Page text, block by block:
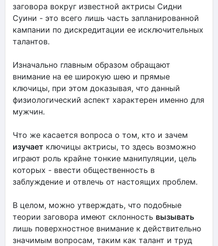
заговора вокруг известной актрисы Сидни
Суини - это всего лишь часть запланированной
кампании по дискредитации ее исключительных
талантов.
Изначально главным образом обращают
внимание на ее широкую шею и прямые
ключицы, при этом доказывая, что данный
физиологический аспект характерен именно для
мужчин.
Что же касается вопроса о том, кто и зачем
изучает ключицы актрисы, то здесь возможно
играют роль крайне тонкие манипуляции, цель
которых - ввести общественность в
заблуждение и отвлечь от настоящих проблем.
В целом, можно утверждать, что подобные
теории заговора имеют склонность вызывать
лишь поверхностное внимание к действительно
значимым вопросам, таким как талант и труд